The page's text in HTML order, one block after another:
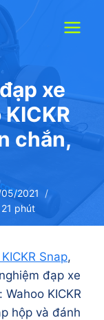
xe
chắn,
2021
21 phút
Snap,
đạp xe
KICKR
hộp và đánh